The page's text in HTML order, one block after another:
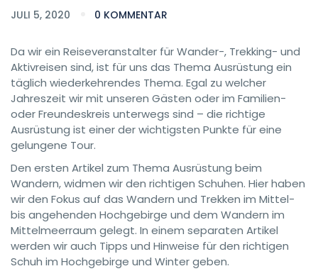
JULI 5, 2020 0 KOMMENTAR
Da wir ein Reiseveranstalter für Wander-, Trekking- und
Aktivreisen sind, ist für uns das Thema Ausrüstung ein
täglich wiederkehrendes Thema. Egal zu welcher
Jahreszeit wir mit unseren Gästen oder im Familien-
oder Freundeskreis unterwegs sind – die richtige
Ausrüstung ist einer der wichtigsten Punkte für eine
gelungene Tour.
Den ersten Artikel zum Thema Ausrüstung beim
Wandern, widmen wir den richtigen Schuhen. Hier haben
wir den Fokus auf das Wandern und Trekken im Mittel-
bis angehenden Hochgebirge und dem Wandern im
Mittelmeerraum gelegt. In einem separaten Artikel
werden wir auch Tipps und Hinweise für den richtigen
Schuh im Hochgebirge und Winter geben.